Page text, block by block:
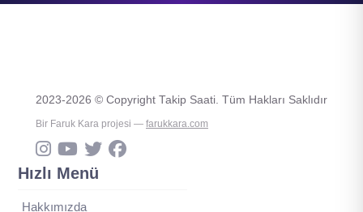
2023-2026 © Copyright Takip Saati. Tüm Hakları Saklıdır
Bir Faruk Kara projesi — farukkara.com
Hızlı Menü
Hakkımızda